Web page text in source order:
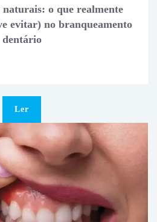
naturais: o que realmente
evitar) no branqueamento
dentário
Ler